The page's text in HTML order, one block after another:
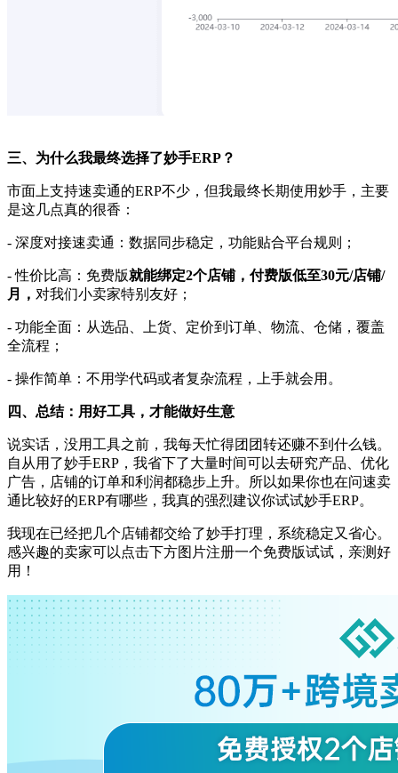
三、为什么我最终选择了妙手ERP？
市面上支持速卖通的ERP不少，但我最终长期使用妙手，主要
是这几点真的很香：
- 深度对接速卖通：数据同步稳定，功能贴合平台规则；
- 性价比高：免费版就能绑定2个店铺，付费版低至30元/店铺/
月， 对我们小卖家特别友好；
- 功能全面：从选品、上货、定价到订单、物流、仓储，覆盖
全流程；
- 操作简单：不用学代码或者复杂流程，上手就会用。
四、总结：用好工具，才能做好生意
说实话，没用工具之前，我每天忙得团团转还赚不到什么钱。
自从用了妙手ERP，我省下了大量时间可以去研究产品、优化
广告，店铺的订单和利润都稳步上升。所以如果你也在问速卖
通比较好的ERP有哪些，我真的强烈建议你试试妙手ERP。
我现在已经把几个店铺都交给了妙手打理，系统稳定又省心。
感兴趣的卖家可以点击下方图片注册一个免费版试试，亲测好
用！